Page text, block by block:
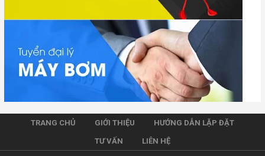
TRANG CHỦ GIỚI THIỆU HƯỚNG DẪN LẶP ĐẶT
TƯ VẤN LIÊN HỆ